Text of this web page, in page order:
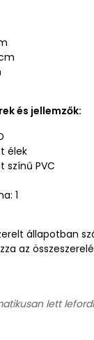
és jellemzők:
élek
színű PVC
1
állapotban
az
lett